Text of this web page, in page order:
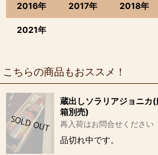
2016年 2017年 2018年
2021年
こちらの商品もおススメ！
蔵出しソラリアジョニ
箱別売)
再入荷はお問合せください
品切れ中です。